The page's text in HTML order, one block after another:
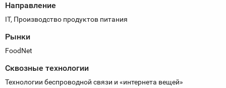
Направление
IT, Производство продуктов питания
Рынки
FoodNet
Сквозные технологии
Технологии беспроводной связи и «интернета вещей»